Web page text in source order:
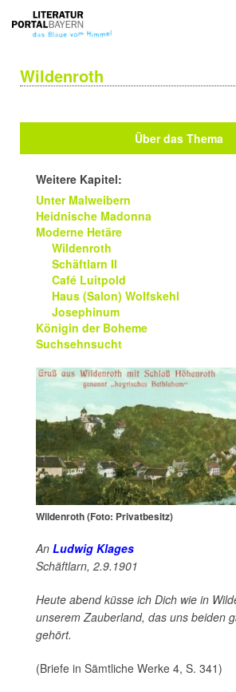
Wildenroth
Über das Thema
Weitere Kapitel:
Unter Malweibern
Heidnische Madonna
Moderne Hetäre
Wildenroth
Schäftlarn II
Café Luitpold
Haus (Salon) Wolfskehl
Josephinum
Königin der Boheme
Suchsehnsucht
Wildenroth (Foto: Privatbesitz)
An Ludwig Klages
Schäftlarn, 2.9.1901
Heute abend küsse ich Dich wie in
unserem Zauberland, das uns beiden
gehört.
(Briefe in Sämtliche Werke 4, S. 341)